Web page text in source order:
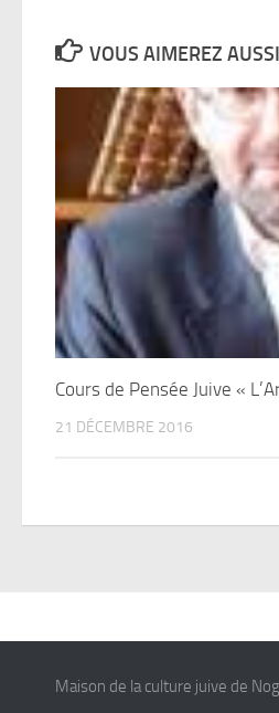
VOUS AIMEREZ
Cours de Pensée Juive «
21 DÉCEMBRE 2016
Maison de la culture juive de